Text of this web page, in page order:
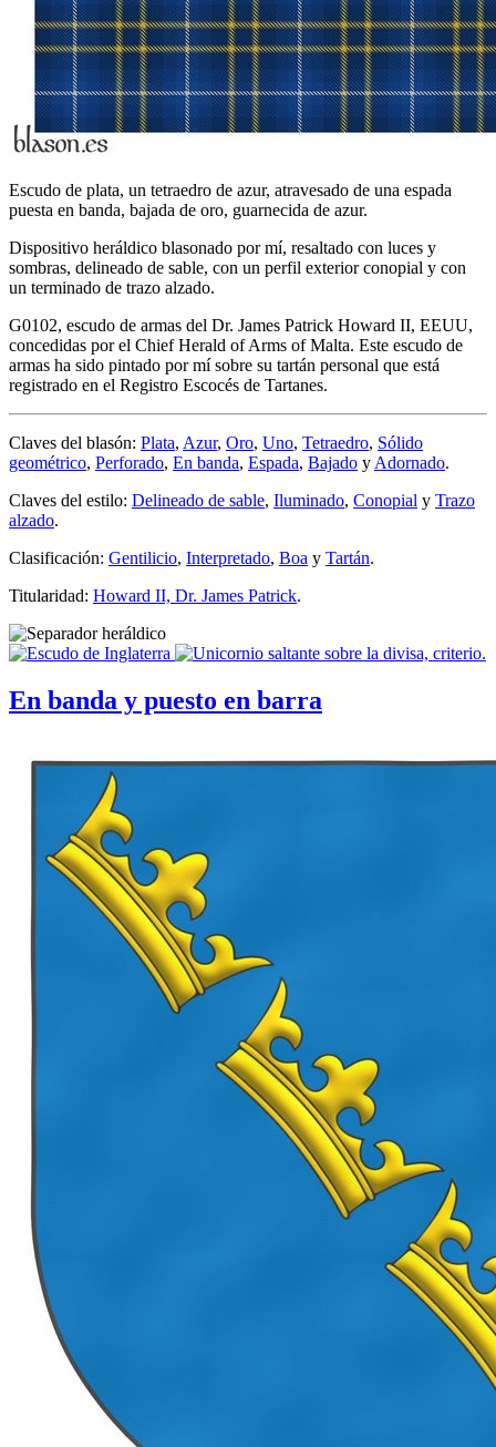
Escudo de plata, un tetraedro de azur, atravesado de una espada
puesta en banda, bajada de oro, guarnecida de azur.
Dispositivo heráldico blasonado por mí, resaltado con luces y
sombras, delineado de sable, con un perfil exterior conopial y con
un terminado de trazo alzado.
G0102, escudo de armas del Dr. James Patrick Howard II, EEUU,
concedidas por el Chief Herald of Arms of Malta. Este escudo de
armas ha sido pintado por mí sobre su tartán personal que está
registrado en el Registro Escocés de Tartanes.
Claves del blasón: Plata, Azur, Oro, Uno, Tetraedro, Sólido
geométrico, Perforado, En banda, Espada, Bajado y Adornado.
Claves del estilo: Delineado de sable, Iluminado, Conopial y Trazo
alzado.
Clasificación: Gentilicio, Interpretado, Boa y Tartán.
Titularidad: Howard II, Dr. James Patrick.
En banda y puesto en barra